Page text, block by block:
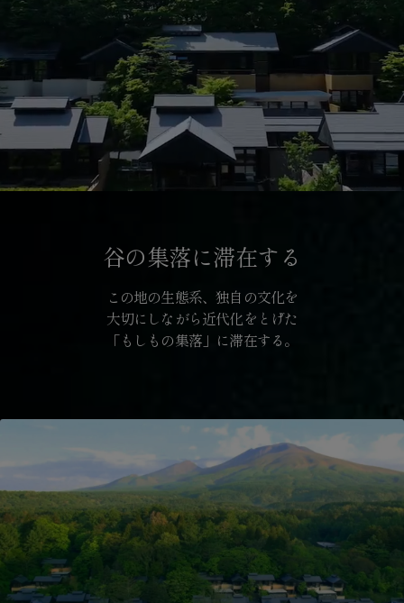
谷の集落に滞在する
この地の生態系、独自の文化を
大切にしながら近代化をとげた
「もしもの集落」に滞在する。